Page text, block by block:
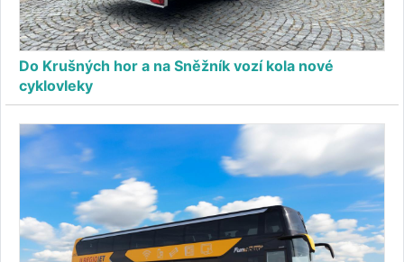
Do Krušných hor a na Sněžník vozí kola nové
cyklovleky